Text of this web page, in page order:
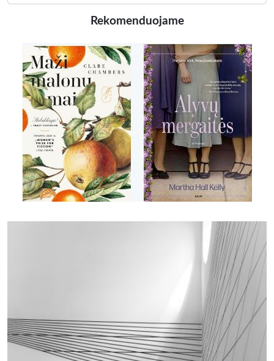
Rekomenduojame